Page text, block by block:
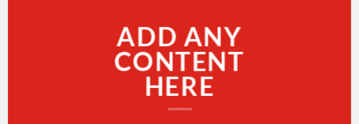
ADD ANY
CONTENT
HERE